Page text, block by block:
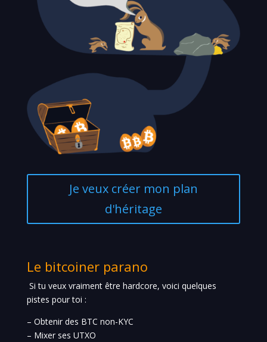
Je veux créer mon plan
d'héritage
Le bitcoiner parano
Si tu veux vraiment être hardcore, voici quelques
pistes pour toi :
– Obtenir des BTC non-KYC
– Mixer ses UTXO